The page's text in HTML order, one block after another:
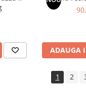
ADAUGA
1 2